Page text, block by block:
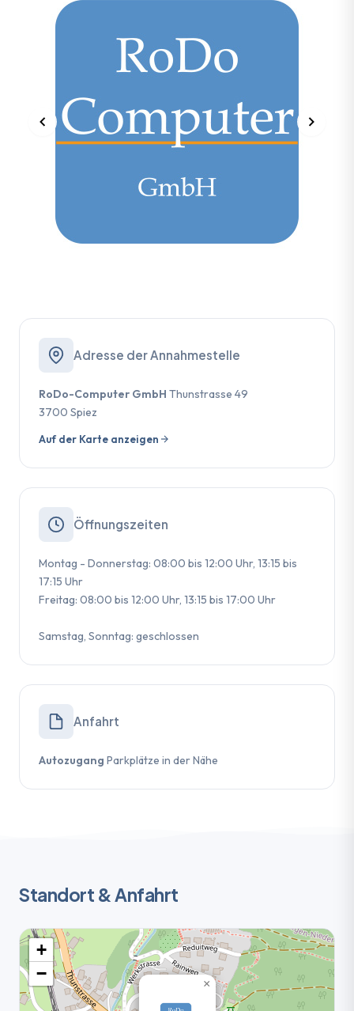
Adresse der Annahmestelle
RoDo-Computer GmbH Thunstrasse 49
3700 Spiez
Auf der Karte anzeigen
Öffnungszeiten
Montag - Donnerstag: 08:00 bis 12:00 Uhr, 13:15 bis
17:15 Uhr
Freitag: 08:00 bis 12:00 Uhr, 13:15 bis 17:00 Uhr
Samstag, Sonntag: geschlossen
Anfahrt
Autozugang Parkplätze in der Nähe
Standort & Anfahrt
×
+
−